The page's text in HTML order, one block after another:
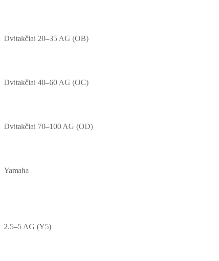
Dvitakčiai 20–35 AG (OB)
Dvitakčiai 40–60 AG (OC)
Dvitakčiai 70–100 AG (OD)
Yamaha
2.5–5 AG (Y5)